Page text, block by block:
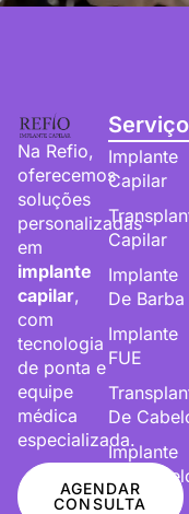
Na Refio,
oferecemos
soluções
personalizadas
em
implante
capilar,
com
tecnologia
de ponta e
equipe
médica
especializada.
AGENDAR
CONSULTA
Implante
Capilar
Capilar
Implante
De Barba
Implante
FUE
De
Implante
De